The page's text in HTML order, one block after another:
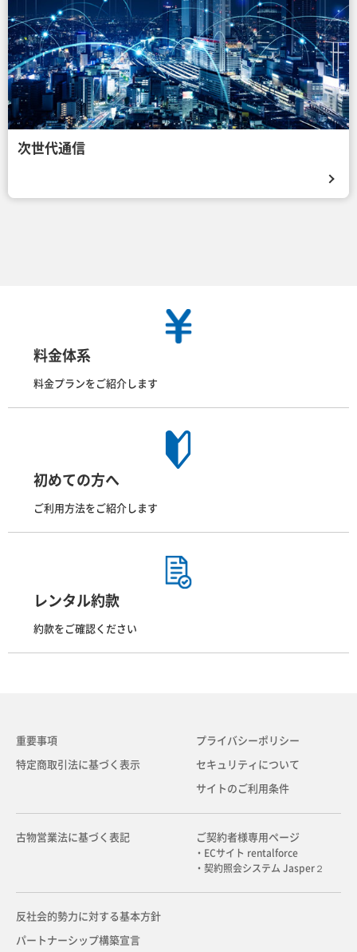
次世代通信
料金体系
料金プランをご紹介します
初めての方へ
ご利用方法をご紹介します
レンタル約款
約款をご確認ください
重要事項
特定商取引法に基づく表示
プライバシーポリシー
セキュリティについて
サイトのご利用条件
古物営業法に基づく表記 ご契約者様専用ページ
・ECサイト rentalforce
・契約照会システム Jasper２
反社会的勢力に対する基本方針
パートナーシップ構築宣言